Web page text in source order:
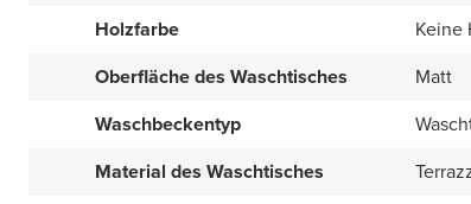
Holzfarbe
Keine
Oberfläche des Waschtisches
Matt
Waschbeckentyp
Material des Waschtisches